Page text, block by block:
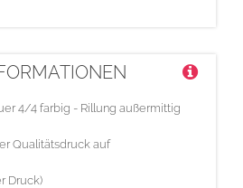
4/4 farbig - Rillung außermittig
Qualitätsdruck auf
Druck)